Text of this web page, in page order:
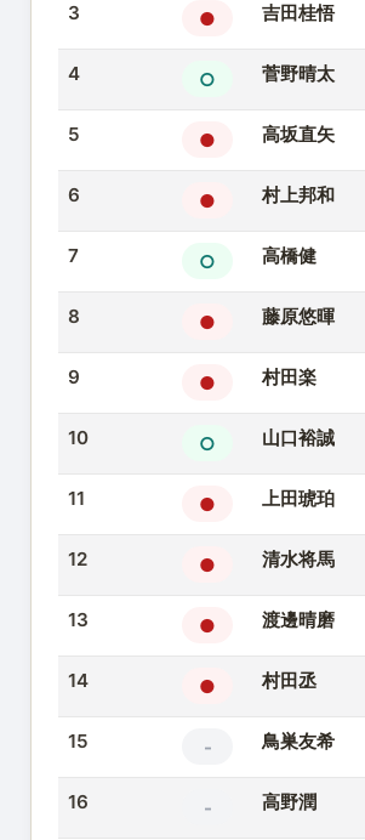
3 ● 吉田桂悟
4 ○ 菅野晴太
5 ● 高坂直矢
6 ● 村上邦和
7 ○ 高橋健
8 ● 藤原悠暉
9 ● 村田楽
10 ○ 山口裕誠
11 ● 上田琥珀
12 ● 清水将馬
13 ● 渡邊晴磨
14 ● 村田丞
15 - 鳥巣友希
16 - 高野潤